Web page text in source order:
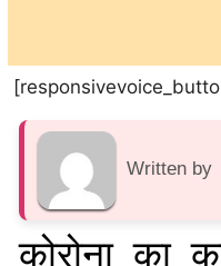
Written by
कोरोना का